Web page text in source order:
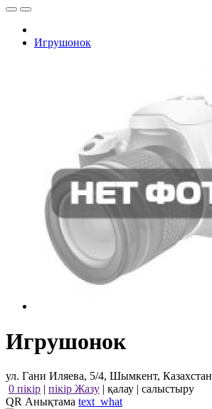
Игрушонок
Игрушонок
ул. Гани Иляева, 5/4, Шымкент, Казахстан
0 пікір | пікір Жазу | қалау | салыстыру
QR Анықтама text_what